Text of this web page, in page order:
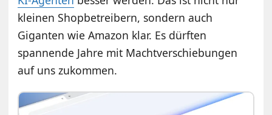
kleinen Shopbetreibern, sondern auch
Giganten wie Amazon klar. Es dürften
spannende Jahre mit Machtverschiebungen
auf uns zukommen.